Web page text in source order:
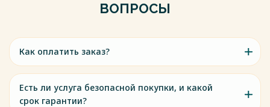
ВОПРОСЫ
Как оплатить заказ?
Есть ли услуга безопасной покупки, и какой
срок гарантии?